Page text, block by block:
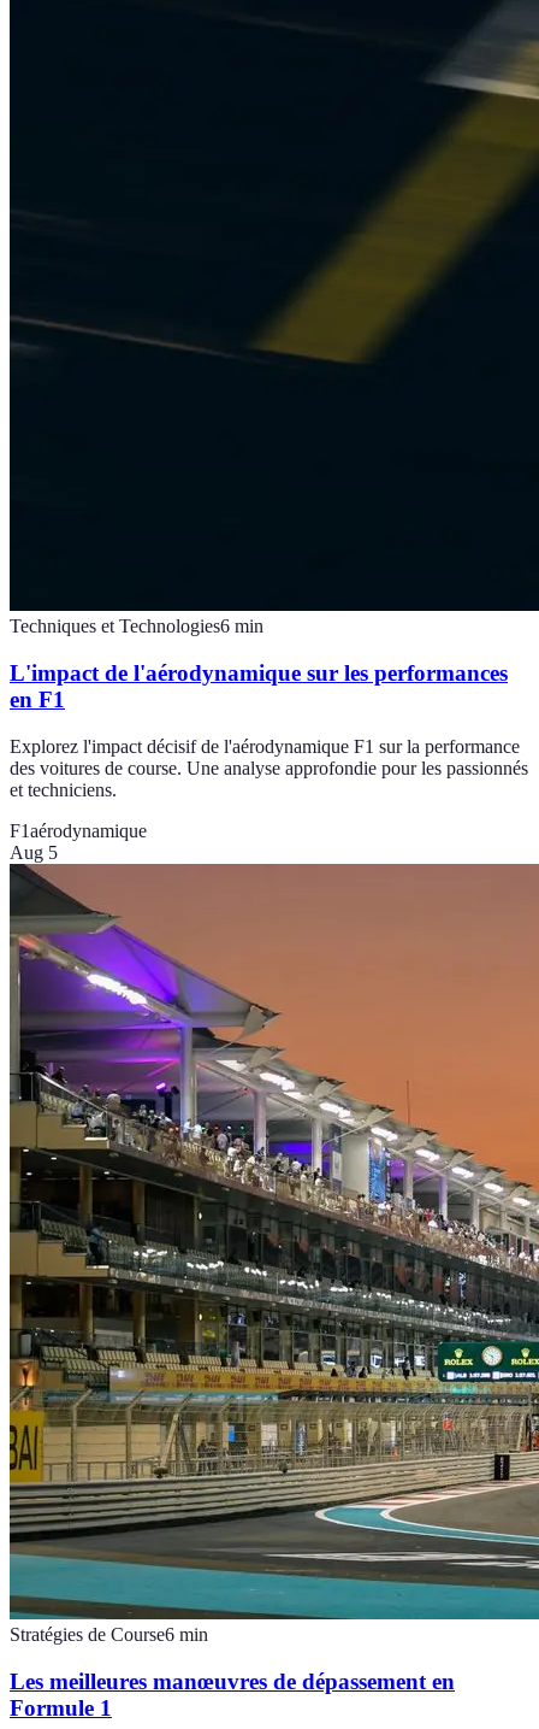
Techniques et Technologies6 min
L'impact de l'aérodynamique sur les performances
en F1
Explorez l'impact décisif de l'aérodynamique F1 sur la performance
des voitures de course. Une analyse approfondie pour les passionnés
et techniciens.
F1aérodynamique
Aug 5
Stratégies de Course6 min
Les meilleures manœuvres de dépassement en
Formule 1